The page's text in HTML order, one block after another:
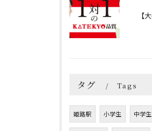
タグ Tags
姫路駅 小学生 中学生